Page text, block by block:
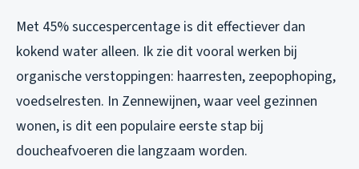
Met 45% succespercentage is dit effectiever dan
kokend water alleen. Ik zie dit vooral werken bij
organische verstoppingen: haarresten, zeepophoping,
voedselresten. In Zennewijnen, waar veel gezinnen
wonen, is dit een populaire eerste stap bij
doucheafvoeren die langzaam worden.